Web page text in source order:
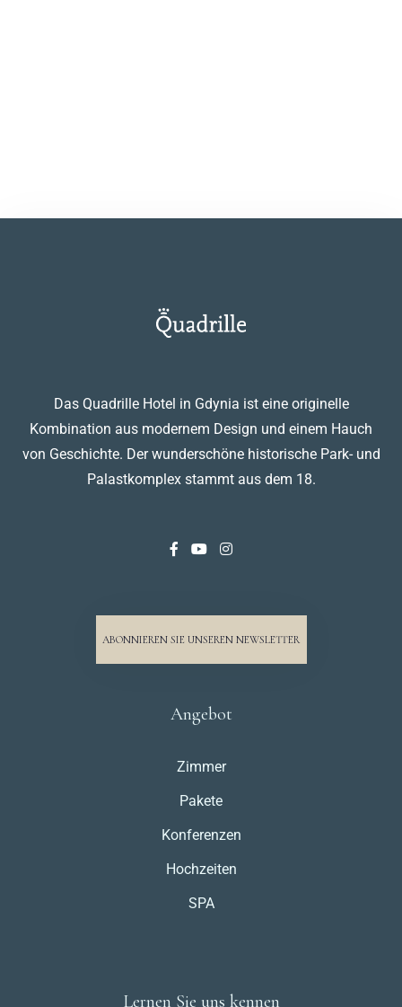
Das Quadrille Hotel in Gdynia ist eine originelle
Kombination aus modernem Design und einem Hauch
von Geschichte. Der wunderschöne historische Park- und
Palastkomplex stammt aus dem 18.
ABONNIEREN SIE UNSEREN NEWSLETTER
Angebot
Zimmer
Pakete
Konferenzen
Hochzeiten
SPA
Lernen Sie uns kennen